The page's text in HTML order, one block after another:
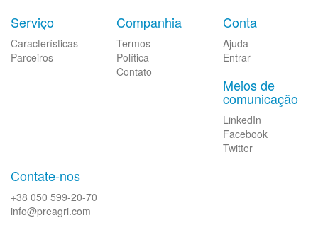
Serviço
Características
Parceiros
Companhia
Termos
Política
Contato
Conta
Ajuda
Entrar
Meios de
comunicação
LinkedIn
Facebook
Twitter
Contate-nos
+38 050 599-20-70
info@preagri.com